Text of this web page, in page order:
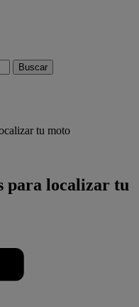
tu moto
para localizar tu